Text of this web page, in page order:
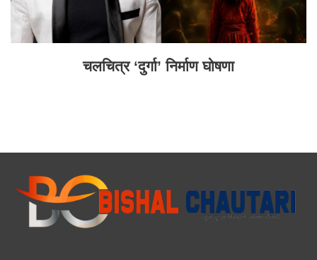
चलचित्र ‘दुर्गा’ निर्माण घोषणा